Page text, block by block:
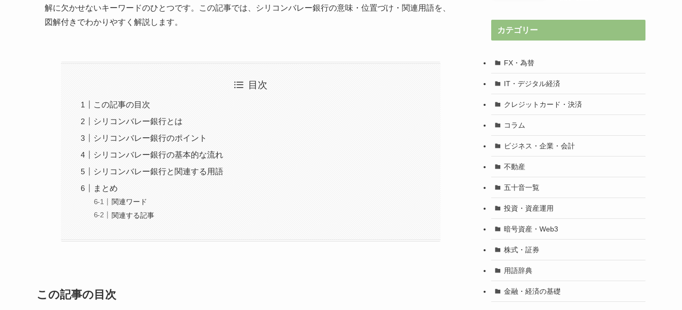
解に欠かせないキーワードのひとつです。この記事では、シリコンバレー銀行の意味・位置づけ・関連用語を、
図解付きでわかりやすく解説します。
目次
この記事の目次
シリコンバレー銀行とは
シリコンバレー銀行のポイント
シリコンバレー銀行の基本的な流れ
シリコンバレー銀行と関連する用語
まとめ
関連ワード
関連する記事
この記事の目次
カテゴリー
FX・為替
IT・デジタル経済
クレジットカード・決済
コラム
ビジネス・企業・会計
不動産
五十音一覧
投資・資産運用
暗号資産・Web3
株式・証券
用語辞典
金融・経済の基礎